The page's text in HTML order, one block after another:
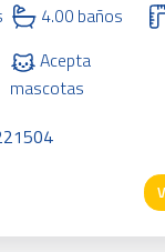
4.00 baños
Acepta
mascotas